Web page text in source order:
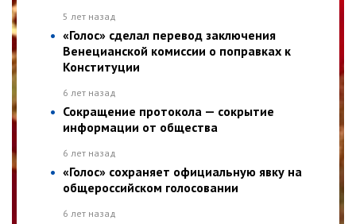
5 лет назад
«Голос» сделал перевод заключения
Венецианской комиссии о поправках к
Конституции
6 лет назад
Сокращение протокола — сокрытие
информации от общества
6 лет назад
«Голос» сохраняет официальную явку на
общероссийском голосовании
6 лет назад